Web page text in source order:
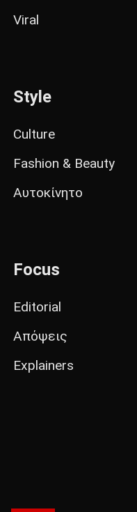
Viral
Style
Culture
Fashion & Beauty
Αυτοκίνητο
Focus
Editorial
Απόψεις
Explainers